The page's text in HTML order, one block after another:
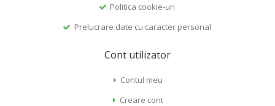
Politica cookie-uri
Prelucrare date cu caracter personal
Cont utilizator
Contul meu
Creare cont